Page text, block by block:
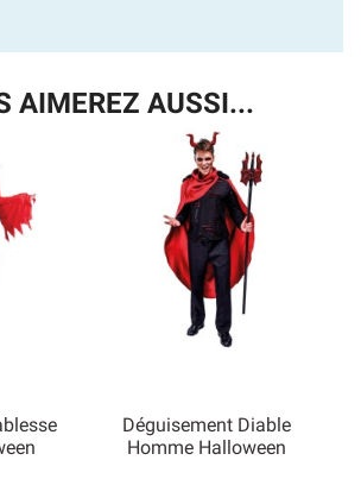
AIMEREZ AUSSI...
Déguisement Diable
Homme Halloween